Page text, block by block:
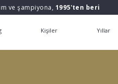
ve şampiyona, 1995'ten beri
Kişiler Yıllar